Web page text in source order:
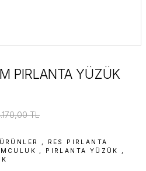
PIRLANTA YÜZÜK
TL
RES PIRLANTA
PIRLANTA YÜZÜK